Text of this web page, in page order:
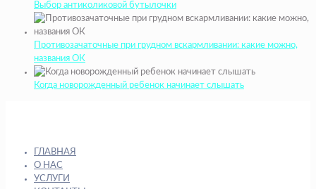
Выбор антиколиковой бутылочки
Противозачаточные при грудном вскармливании: какие можно,
названия ОК
Когда новорожденный ребенок начинает слышать
ГЛАВНАЯ
О НАС
УСЛУГИ